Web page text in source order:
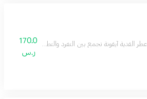
عطر القدية أيقونة تجمع بين التفرد والتطور والجمال
170.0
ر.س